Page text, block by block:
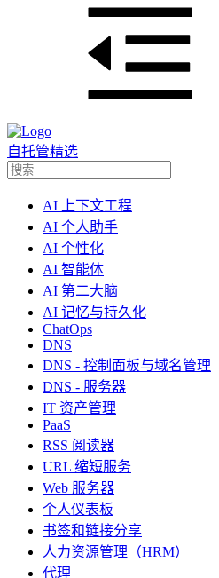
自托管精选
AI 上下文工程
AI 个人助手
AI 个性化
AI 智能体
AI 第二大脑
AI 记忆与持久化
ChatOps
DNS
DNS - 控制面板与域名管理
DNS - 服务器
IT 资产管理
PaaS
RSS 阅读器
URL 缩短服务
Web 服务器
个人仪表板
书签和链接分享
人力资源管理（HRM）
代理